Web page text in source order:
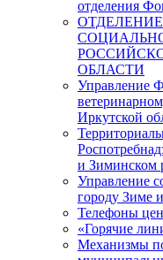
отделения
ОБЛАСТИ
Управление
Иркутской
и Зиминском
Управление
городу Зиме
Телефоны
«Горячие
Механизмы